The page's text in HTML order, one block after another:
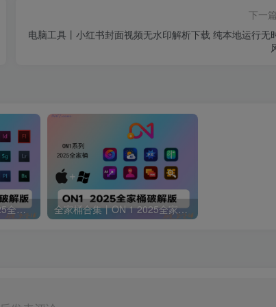
下一篇
电脑工具丨小红书封面视频无水印解析下载 纯本地运行无
全家桶合集丨Adobe 2025全家桶 一键安装版 支持Win+Mac 全家桶合集丨ON 1 2025全家桶 一键安装版 设计师修图 视频剪辑必备 支持Win+Mac